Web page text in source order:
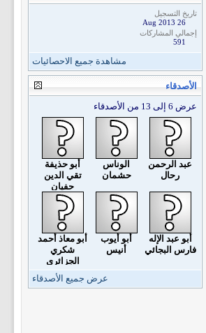
تاريخ التسجيل
26 Aug 2013
إجمالي المشاركات
591
مشاهدة جميع الاحصائيات
الأصدقاء
عرض 6 إلى 13 من الأصدقاء
عبد الرحمن
رحال
الوناس
حشمان
أبو حذيفة
تقي الدين
حفيان
أبو عبد الإله
فارس البجائي
أبو أيوب
أنيس
أبو معاذ أحمد
شكري
الجزائري
عرض جميع الأصدقاء